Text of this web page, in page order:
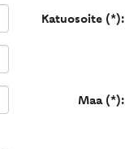
Katuosoite (*):
Maa (*):